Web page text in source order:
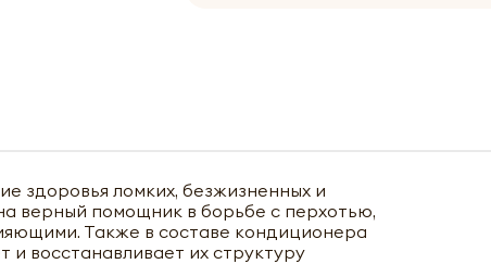
здоровья ломких, безжизненных и
верный помощник в борьбе с перхотью,
Также в составе кондиционера
восстанавливает их структуру